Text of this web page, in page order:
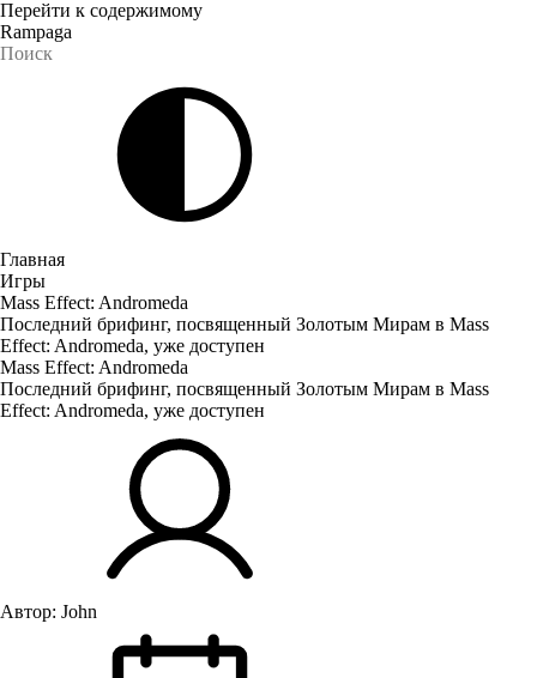
Перейти к содержимому
Rampaga
Главная
Игры
Mass Effect: Andromeda
Последний брифинг, посвященный Золотым Мирам в Mass
Effect: Andromeda, уже доступен
Mass Effect: Andromeda
Последний брифинг, посвященный Золотым Мирам в Mass
Effect: Andromeda, уже доступен
Автор: John